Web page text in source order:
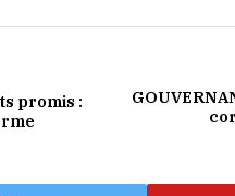
promis :